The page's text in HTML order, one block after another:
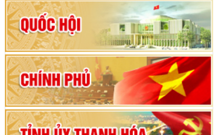
Hướng dẫn quy trình bỏ phiếu bầu cử ĐBQH
khoá XVI và đại biểu HĐND các cấp nhiệm kỳ
2026-2031
80 năm Quốc hội Việt Nam: vì lợi ích Nhân dân,
vì sự phát triển của đất nước
Bộ Chính trị duyệt nội dung Đại hội đại biểu
Đảng bộ tỉnh Thanh Hóa lần thứ XX, nhiệm kỳ
2025 - 2030